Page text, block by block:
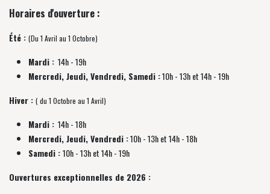
Horaires d'ouverture :
Été : (Du 1 Avril au 1 Octobre)
Mardi : 14h - 19h
Mercredi, Jeudi, Vendredi, Samedi :10h - 13h et 14h - 19h
Hiver : ( du 1 Octobre au 1 Avril)
Mardi : 14h - 18h
Mercredi, Jeudi, Vendredi :10h - 13h et 14h - 18h
Samedi :10h - 13h et 14h - 19h
Ouvertures exceptionnelles de 2026 :